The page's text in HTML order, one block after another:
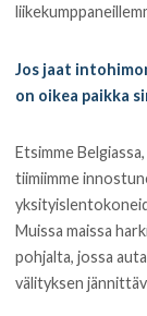
Jos jaat
on oikea paikka
Etsimme
tiimiimme
Muissa maissa
pohjalta, jossa
välityksen